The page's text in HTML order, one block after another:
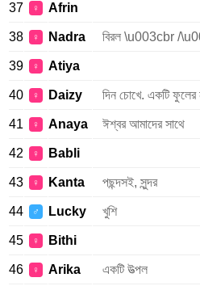
37 ♀ Afrin
38 ♀ Nadra বিরল \u003cbr /
39 ♀ Atiya
40 ♀ Daizy দিন চোখে. একটি ফুলের
41 ♀ Anaya ঈশ্বর আমাদের সাথে
42 ♀ Babli
43 ♀ Kanta পছন্দসই, সুন্দর
44 ♂ Lucky খুশি
45 ♀ Bithi
46 ♀ Arika একটি উত্পল